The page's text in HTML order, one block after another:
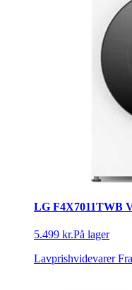
LG F4X7011TWB
5.499 kr.På lager
Lavprishvidevarer